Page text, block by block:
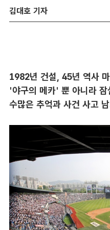
김대호 기자
1982년 건설, 45년 역사
'야구의 메카' 뿐 아니라 잠
수많은 추억과 사건 사고 남